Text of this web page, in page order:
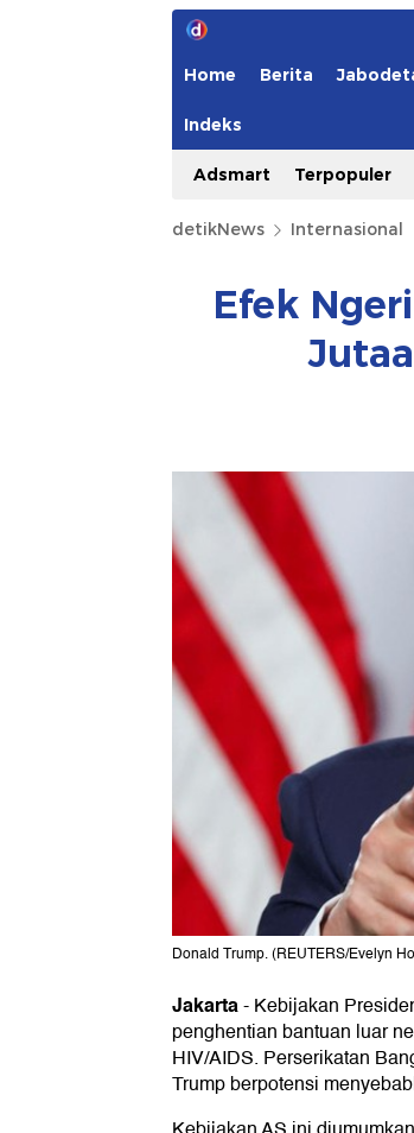
Home Berita
Indeks
Adsmart Terpopuler
detikNews Internasional
Efek
Donald Trump. (REUTERS/Evelyn
Jakarta-Kebijakan
penghentian bantuan luar
HIV/AIDS. Perserikatan
Trump berpotensi